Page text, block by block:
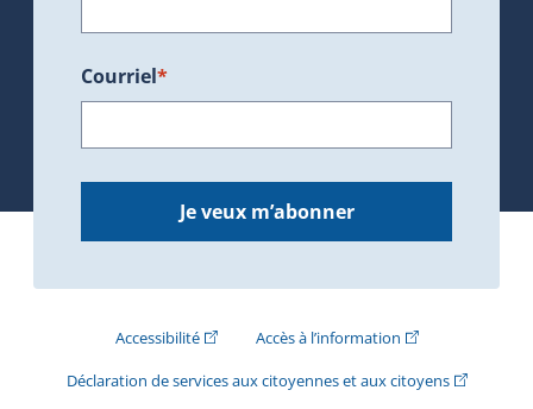
Courriel*
Je veux m’abonner
Accessibilité(Cet hyperlien externe s'ouvrira dans une
Accès à l’information(Cet hyperlien
Déclaration de services aux citoyennes et aux citoyens(Cet